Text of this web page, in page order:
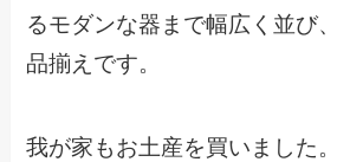
るモダンな器まで幅広く並び
品揃えです。
我が家もお土産を買いました。